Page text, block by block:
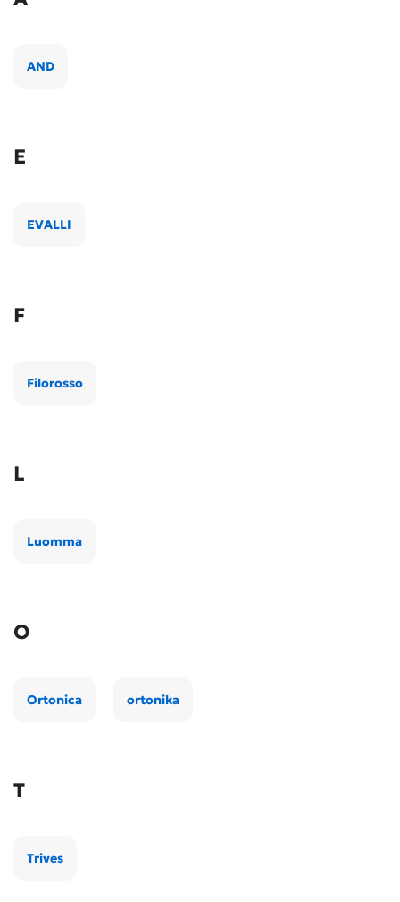
AND
E
EVALLI
F
Filorosso
L
Luomma
O
Ortonica ortonika
T
Trives